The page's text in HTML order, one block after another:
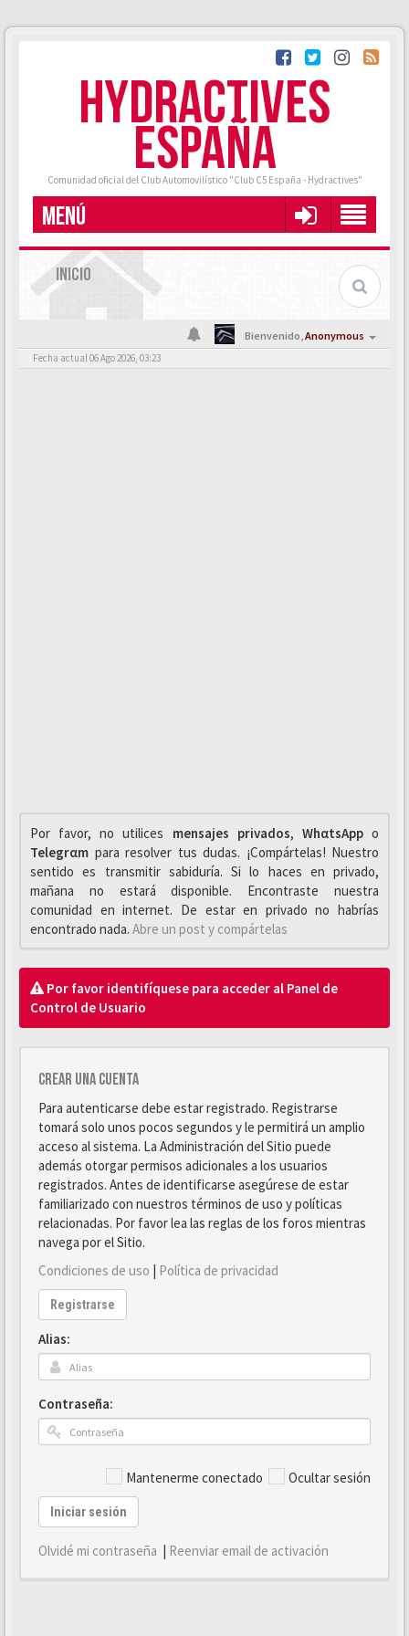
HYDRACTIVES
ESPAÑA
Comunidad oficial del Club Automovilístico "Club C5 España - Hydractives"
MENÚ
INICIO
Bienvenido,Anonymous
Fecha actual 06 Ago 2026, 03:23
Por favor, no utilices mensajes privados, WhαtsAppo
Telegrαm para resolver tus dudas. ¡Compártelas! Nuestro
sentido es transmitir sabiduría. Si lo haces en privado,
mañana no estará disponible. Encontraste nuestra
comunidad en internet. De estar en privado no habrías
encontrado nada. Abre un post y compártelas
Por favor identifíquese para acceder al Panel de
Control de Usuario
Crear una cuenta
Para autenticarse debe estar registrado. Registrarse
tomará solo unos pocos segundos y le permitirá un amplio
acceso al sistema. La Administración del Sitio puede
además otorgar permisos adicionales a los usuarios
registrados. Antes de identificarse asegúrese de estar
familiarizado con nuestros términos de uso y políticas
relacionadas. Por favor lea las reglas de los foros mientras
navega por el Sitio.
Condiciones de uso | Política de privacidad
Registrarse
Alias:
Contraseña:
Mantenerme conectado Ocultar sesión
Iniciar sesión
Olvidé mi contraseña | Reenviar email de activación